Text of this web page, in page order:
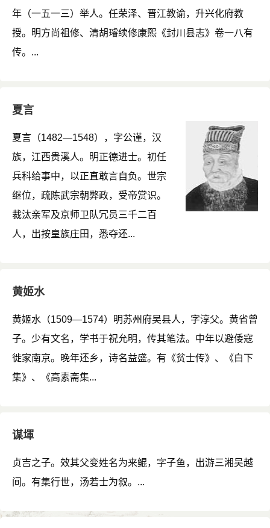
年（一五一三）举人。任荣泽、晋江教谕，升兴化府教
授。明方尚祖修、清胡璿续修康熙《封川县志》卷一八有
传。...
夏言
夏言（1482—1548），字公谨，汉
族，江西贵溪人。明正德进士。初任
兵科给事中，以正直敢言自负。世宗
继位，疏陈武宗朝弊政，受帝赏识。
裁汰亲军及京师卫队冗员三千二百
人，出按皇族庄田，悉夺还...
黄姬水
黄姬水（1509—1574）明苏州府吴县人，字淳父。黄省曾
子。少有文名，学书于祝允明，传其笔法。中年以避倭寇
徙家南京。晚年还乡，诗名益盛。有《贫士传》、《白下
集》、《高素斋集...
谋堚
贞吉之子。效其父变姓名为来鲲，字子鱼，出游三湘吴越
间。有集行世，汤若士为叙。...